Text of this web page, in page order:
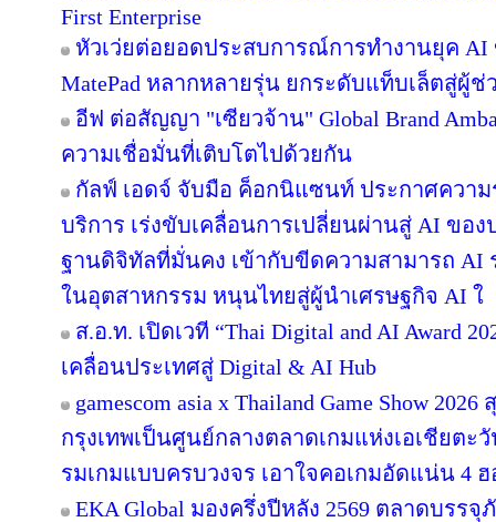
First Enterprise
หัวเว่ยต่อยอดประสบการณ์การทำงานยุค AI
MatePad หลากหลายรุ่น ยกระดับแท็บเล็ตสู่ผู้
อีฟ ต่อสัญญา "เซียวจ้าน" Global Brand
ความเชื่อมั่นที่เติบโตไปด้วยกัน
กัลฟ์ เอดจ์ จับมือ ค็อกนิแซนท์ ประกาศควา
บริการ เร่งขับเคลื่อนการเปลี่ยนผ่านสู่ AI ขอ
ฐานดิจิทัลที่มั่นคง เข้ากับขีดความสามารถ AI
ในอุตสาหกรรม หนุนไทยสู่ผู้นำเศรษฐกิจ AI ใ
ส.อ.ท. เปิดเวที “Thai Digital and AI Award
เคลื่อนประเทศสู่ Digital & AI Hub
gamescom asia x Thailand Game Show
กรุงเทพเป็นศูนย์กลางตลาดเกมแห่งเอเชียต
รมเกมแบบครบวงจร เอาใจคอเกมอัดแน่น 4
EKA Global มองครึ่งปีหลัง 2569 ตลาดบร